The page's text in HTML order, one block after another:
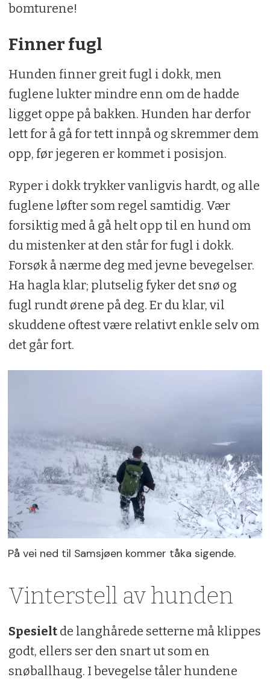
bomturene!
Finner fugl
Hunden finner greit fugl i dokk, men
fuglene lukter mindre enn om de hadde
ligget oppe på bakken. Hunden har derfor
lett for å gå for tett innpå og skremmer dem
opp, før jegeren er kommet i posisjon.
Ryper i dokk trykker vanligvis hardt, og alle
fuglene løfter som regel samtidig. Vær
forsiktig med å gå helt opp til en hund om
du mistenker at den står for fugl i dokk.
Forsøk å nærme deg med jevne bevegelser.
Ha hagla klar; plutselig fyker det snø og
fugl rundt ørene på deg. Er du klar, vil
skuddene oftest være relativt enkle selv om
det går fort.
På vei ned til Samsjøen kommer tåka sigende.
Vinterstell av hunden
Spesieltde langhårede setterne må klippes
godt, ellers ser den snart ut som en
snøballhaug. I bevegelse tåler hundene